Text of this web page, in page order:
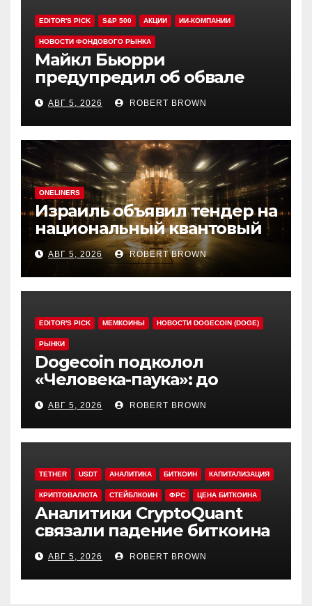
EDITOR'S PICK S&P 500 АКЦИИ ИИ-КОМПАНИИ
НОВОСТИ ФОНДОВОГО РЫНКА
Майкл Бьюрри
предупредил об обвале
рынка при рекордном S&P
500
АВГ 5, 2026 ROBERT BROWN
ONELINERS
Израиль объявил тендер на
национальный квантовый
компьютер
АВГ 5, 2026 ROBERT BROWN
EDITOR'S PICK МЕМКОИНЫ НОВОСТИ DOGECOIN (DOGE)
РЫНКИ
Dogecoin подколол
«Человека-паука»: до
мемкоина еще 11 премьер
АВГ 5, 2026 ROBERT BROWN
TETHER USDT АНАЛИТИКА БИТКОИН КАПИТАЛИЗАЦИЯ
КРИПТОВАЛЮТА СТЕЙБЛКОИН ФРС ЦЕНА БИТКОИНА
Аналитики CryptoQuant
связали падение биткоина
с обвалом капитализации
USDT
АВГ 5, 2026 ROBERT BROWN